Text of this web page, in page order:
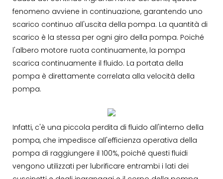
fenomeno avviene in continuazione, garantendo uno
scarico continuo all'uscita della pompa. La quantità di
scarico è la stessa per ogni giro della pompa. Poiché
l'albero motore ruota continuamente, la pompa
scarica continuamente il fluido. La portata della
pompa è direttamente correlata alla velocità della
pompa.
Infatti, c'è una piccola perdita di fluido all'interno della
pompa, che impedisce all'efficienza operativa della
pompa di raggiungere il 100%, poiché questi fluidi
vengono utilizzati per lubrificare entrambi i lati dei